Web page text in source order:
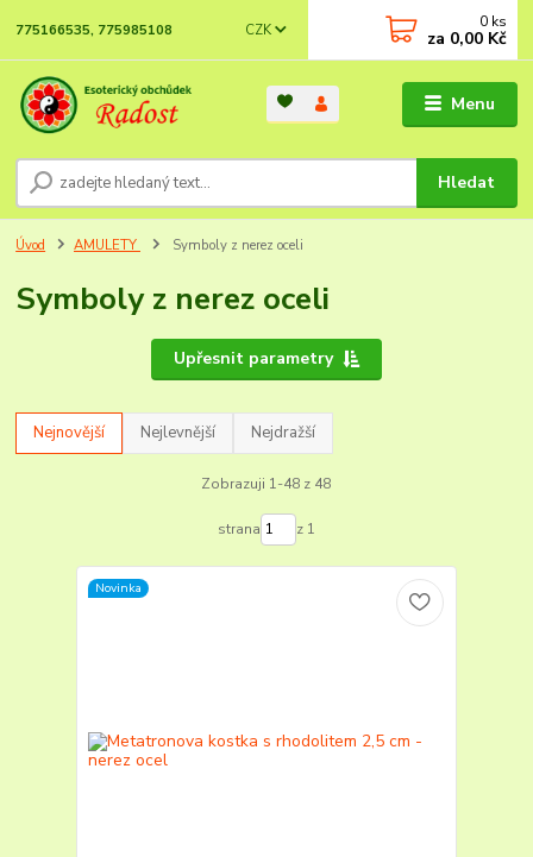
Menu
CZK
Hledat
775166535, 775985108 0 ks
za 0,00 Kč
Úvod AMULETY Symboly z nerez oceli
Symboly z nerez oceli
Upřesnit parametry
Nejnovější Nejlevnější Nejdražší
Zobrazuji 1-48 z 48
strana z 1
Novinka